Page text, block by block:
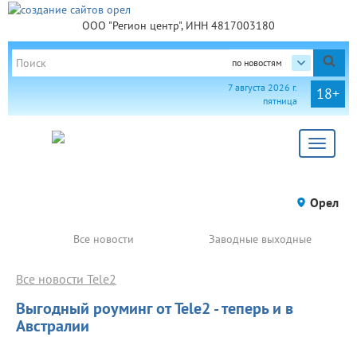
ООО "Регион центр", ИНН 4817003180
по новостям
18+
7 августа 2026 г.
пятница
Toggle
Орел
Все новости Заводные выходные
Выгодный роуминг от Tele2 - теперь и в
Австралии
Все новости Tele2